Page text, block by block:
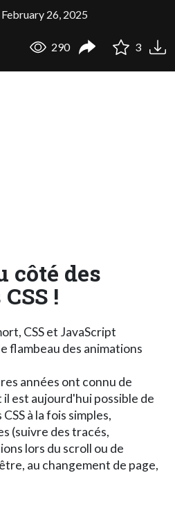
February 26, 2025
290 3
côté des
!
CSS et JavaScript
flambeau des animations
années ont connu de
est aujourd'hui possible de
à la fois simples,
(suivre des tracés,
lors du scroll ou de
au changement de page,